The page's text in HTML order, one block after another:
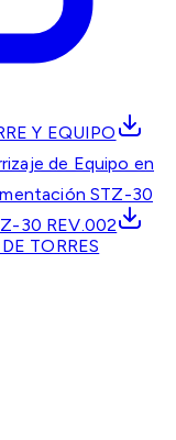
Y EQUIPO
de Equipo en
STZ-30
30 REV.002
TORRES